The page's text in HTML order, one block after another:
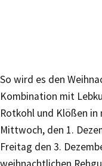
So wird es den
Kombination mit
Rotkohl und Klößen in
Mittwoch, den 1.
Freitag den 3.
weihnachtlichen